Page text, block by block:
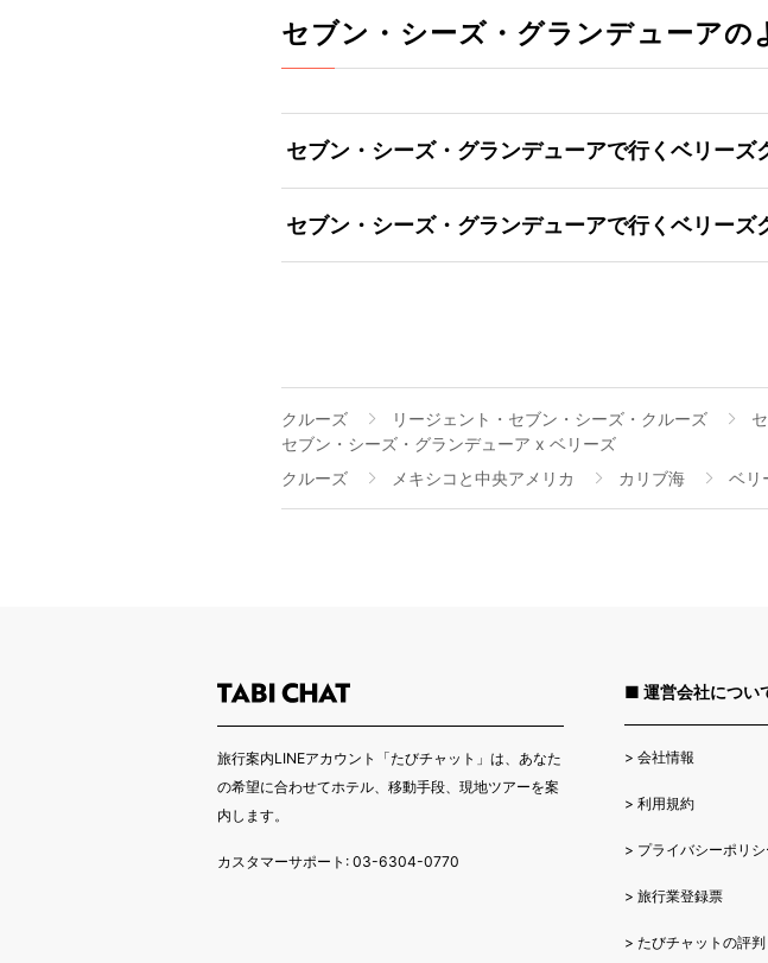
セブン・シーズ・グランデューアの
セブン・シーズ・グランデューアで行くベリーズ
セブン・シーズ・グランデューアで行くベリーズ
クルーズ リージェント・セブン・シーズ・クルーズ
セブン・シーズ・グランデューア x ベリーズ
クルーズ
メキシコと中央アメリカ カリブ海 ベリ
旅行案内LINEアカウント「たびチャット」は、あなた
の希望に合わせてホテル、移動手段、現地ツアーを案
内します。
カスタマーサポート: 03-6304-0770
■ 運営会社につい
> 会社情報
> 利用規約
> プライバシーポリシ
> 旅行業登録票
> たびチャットの評判